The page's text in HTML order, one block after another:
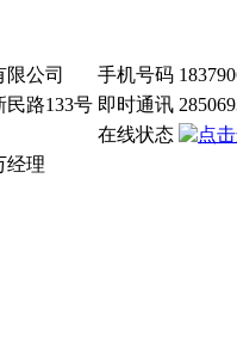
公司 手机号码
路133号 即时通讯
在线状态
经理